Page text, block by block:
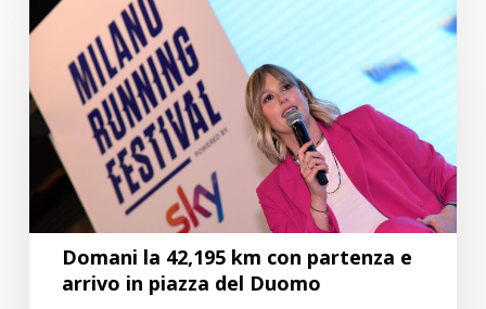
Domani
la
42,195
km
con
partenza
arrivo
Domani la 42,195 km con partenza e
arrivo in piazza del Duomo